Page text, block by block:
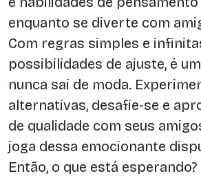
enquanto se diverte com
Com regras simples e
possibilidades de ajuste, é
nunca sai de moda.
alternativas, desafie-se e
de qualidade com seus
joga dessa emocionante
Então, o que está